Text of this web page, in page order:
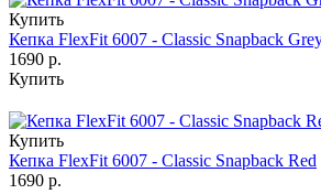
Купить
Кепка FlexFit 6007 - Classic Snapback
1690 р.
Купить
Купить
Кепка FlexFit 6007 - Classic Snapback Red
1690 р.